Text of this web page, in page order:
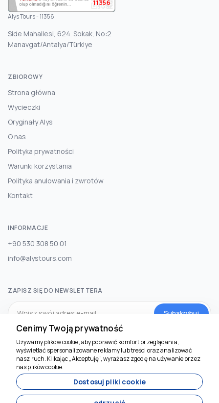
11356
Alys Tours - 11356
Side Mahallesi, 624. Sokak, No:2
Manavgat/Antalya/Türkiye
ZBIOROWY
Strona główna
Wycieczki
Oryginały Alys
O nas
Polityka prywatności
Warunki korzystania
Polityka anulowania i zwrotów
Kontakt
INFORMACJE
+90 530 308 50 01
info@alystours.com
ZAPISZ SIĘ DO NEWSLETTERA
Subskrybuj
MEDIA SPOŁECZNOŚCIOWE
Cenimy Twoją prywatność
Używamy plików cookie, aby poprawić komfort przeglądania,
wyświetlać spersonalizowane reklamy lub treści oraz analizować
nasz ruch. Klikając „Akceptuję”, wyrażasz zgodę na używanie przez
nas plików cookie.
Dostosuj pliki cookie
Jesteśmy tu, by
pomóc